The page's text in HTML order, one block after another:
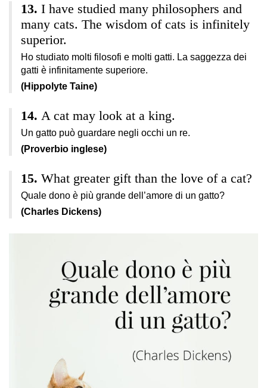
I have studied many philosophers and
many cats. The wisdom of cats is infinitely
superior.
Ho studiato molti filosofi e molti gatti. La saggezza dei
gatti è infinitamente superiore.
(Hippolyte Taine)
A cat may look at a king.
Un gatto può guardare negli occhi un re.
(Proverbio inglese)
What greater gift than the love of a cat?
Quale dono è più grande dell’amore di un gatto?
(Charles Dickens)